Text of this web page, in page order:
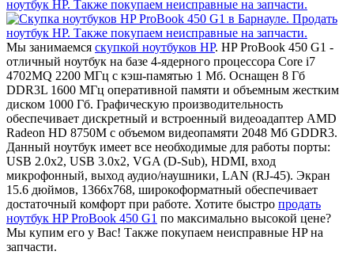
Мы занимаемся скупкой ноутбуков HP. HP ProBook 450 G1 -
отличный ноутбук на базе 4-ядерного процессора Core i7
4702MQ 2200 МГц с кэш-памятью 1 Мб. Оснащен 8 Гб
DDR3L 1600 МГц оперативной памяти и объемным жестким
диском 1000 Гб. Графическую производительность
обеспечивает дискретный и встроенный видеоадаптер AMD
Radeon HD 8750M с объемом видеопамяти 2048 Мб GDDR3.
Данный ноутбук имеет все необходимые для работы порты:
USB 2.0x2, USB 3.0x2, VGA (D-Sub), HDMI, вход
микрофонный, выход аудио/наушники, LAN (RJ-45). Экран
15.6 дюймов, 1366x768, широкоформатный обеспечивает
достаточный комфорт при работе. Хотите быстро продать
ноутбук HP ProBook 450 G1 по максимально высокой цене?
Мы купим его у Вас! Также покупаем неисправные HP на
запчасти.